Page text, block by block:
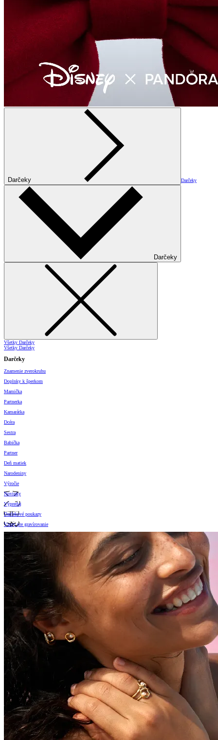
Darčeky Darčeky
Darčeky
Všetky Darčeky
Všetky Darčeky
Darčeky
Znamenie zverokruhu
Doplnky k šperkom
Mamička
Partnerka
Kamarátka
Dcéra
Sestra
Babička
Partner
Deň matiek
Narodeniny
Výročie
Novinky
Výpredaj
Darčekové poukazy
Vzory pre gravírovanie